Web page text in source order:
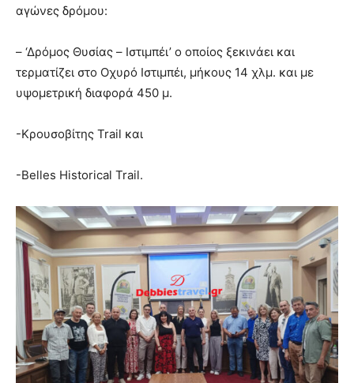
αγώνες δρόμου:
– ‘Δρόμος Θυσίας – Ιστιμπέι’ ο οποίος ξεκινάει και
τερματίζει στο Οχυρό Ιστιμπέι, μήκους 14 χλμ. και με
υψομετρική διαφορά 450 μ.
-Κρουσοβίτης Trail και
-Belles Historical Trail.